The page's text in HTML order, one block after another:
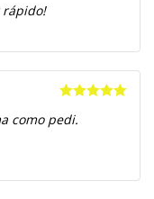
rápido!
de 5
como pedi.